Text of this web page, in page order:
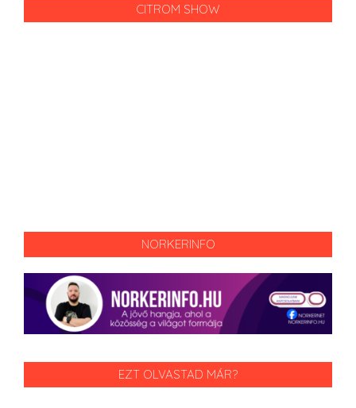
CITROM SHOW
NORKERINFO
EZT OLVASTAD MÁR?